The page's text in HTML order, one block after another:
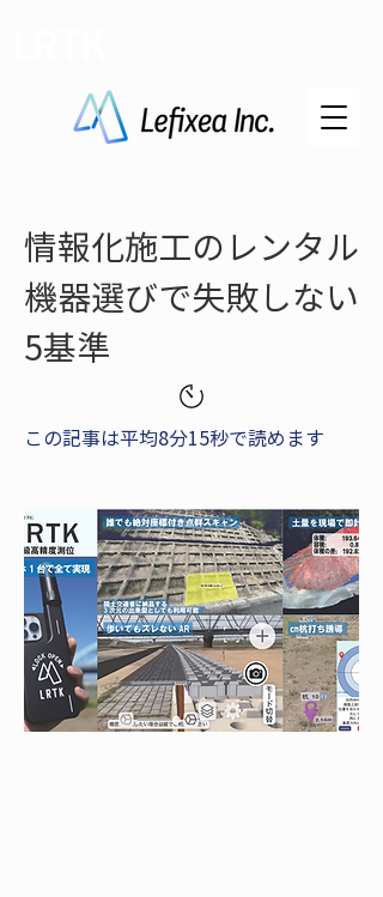
情報化施工のレンタル
機器選びで失敗しない
5基準
この記事は平均8分15秒で読めます